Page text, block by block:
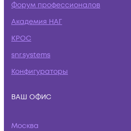
Форум профессионалов
Академия НАГ
КРОС
snr.systems
Конфигураторы
ВАШ ОФИС
Москва